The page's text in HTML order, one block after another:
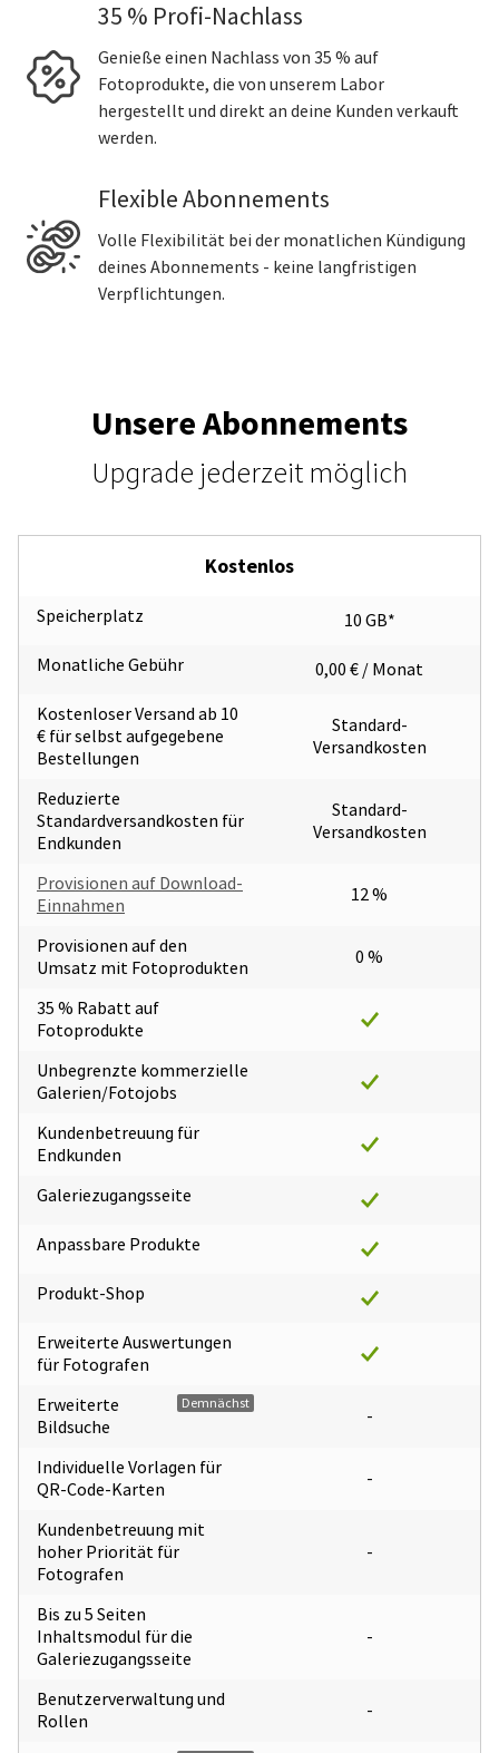
35 % Profi-Nachlass
Genieße einen Nachlass von 35 % auf
Fotoprodukte, die von unserem Labor
hergestellt und direkt an deine Kunden verkauft
werden.
Flexible Abonnements
Volle Flexibilität bei der monatlichen Kündigung
deines Abonnements - keine langfristigen
Verpflichtungen.
Unsere Abonnements
Upgrade jederzeit möglich
Kostenlos
Speicherplatz
Monatliche Gebühr
Kostenloser Versand ab 10
€ für selbst aufgegebene
Bestellungen
Reduzierte
Standardversandkosten für
Endkunden
Provisionen auf Download-
Einnahmen
Provisionen auf den
Umsatz mit Fotoprodukten
35 % Rabatt auf
Fotoprodukte
Unbegrenzte kommerzielle
Galerien/Fotojobs
Kundenbetreuung für
Endkunden
Galeriezugangsseite
Anpassbare Produkte
Produkt-Shop
Erweiterte Auswertungen
für Fotografen
Erweiterte
Bildsuche
Demnächst
Individuelle Vorlagen für
QR-Code-Karten
Kundenbetreuung mit
hoher Priorität für
Fotografen
Bis zu 5 Seiten
Inhaltsmodul für die
Galeriezugangsseite
Benutzerverwaltung und
Rollen
10 GB*
0,00 € / Monat
Standard-
Versandkosten
Standard-
Versandkosten
12 %
0 %
-
-
-
-
-